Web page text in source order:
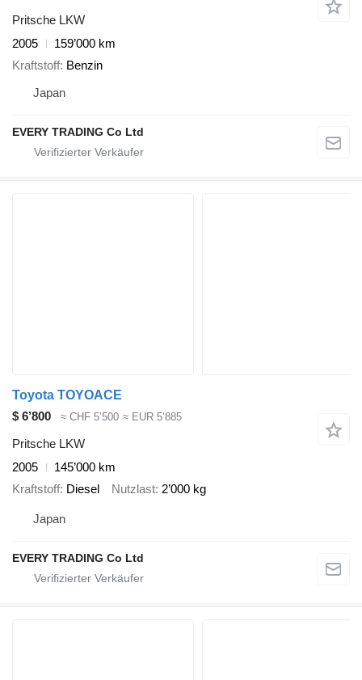
Pritsche LKW
2005
159’000 km
Kraftstoff Benzin
Japan
EVERY TRADING Co Ltd
Toyota TOYOACE
$ 6’800
≈ CHF 5’500 ≈ EUR 5’885
Pritsche LKW
2005
145’000 km
Kraftstoff Diesel Nutzlast 2’000 kg
Japan
EVERY TRADING Co Ltd